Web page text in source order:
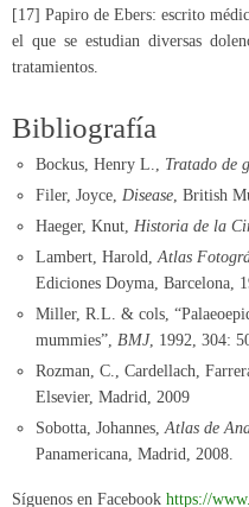
[17] Papiro de Ebers: escrito
el que se estudian diversas
tratamientos.
Bibliografía
Bockus, Henry L., Tratado de
Filer, Joyce,Disease, British
Haeger, Knut,Historia de la
Lambert, Harold,Atlas
Ediciones Doyma, Barcelona,
Miller, R.L. & cols,
mummies”,BMJ, 1992, 304:
Rozman, C., Cardellach,
Elsevier, Madrid, 2009
Sobotta, Johannes,Atlas de
Panamericana, Madrid, 2008.
Síguenos en Facebook https://